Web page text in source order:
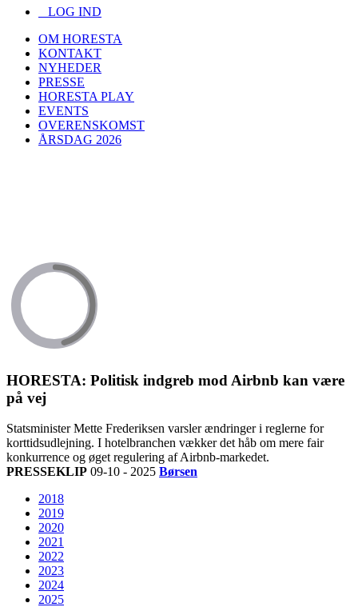
LOG IND
OM HORESTA
KONTAKT
NYHEDER
PRESSE
HORESTA PLAY
EVENTS
OVERENSKOMST
ÅRSDAG 2026
HORESTA: Politisk indgreb mod Airbnb kan være
på vej
Statsminister Mette Frederiksen varsler ændringer i reglerne for
korttidsudlejning. I hotelbranchen vækker det håb om mere fair
konkurrence og øget regulering af Airbnb-markedet.
PRESSEKLIP 09-10 - 2025 Børsen
2018
2019
2020
2021
2022
2023
2024
2025